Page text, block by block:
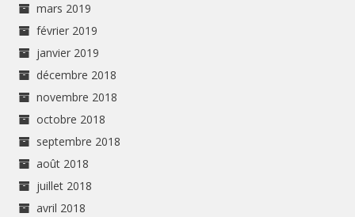
mars 2019
février 2019
janvier 2019
décembre 2018
novembre 2018
octobre 2018
septembre 2018
août 2018
juillet 2018
avril 2018